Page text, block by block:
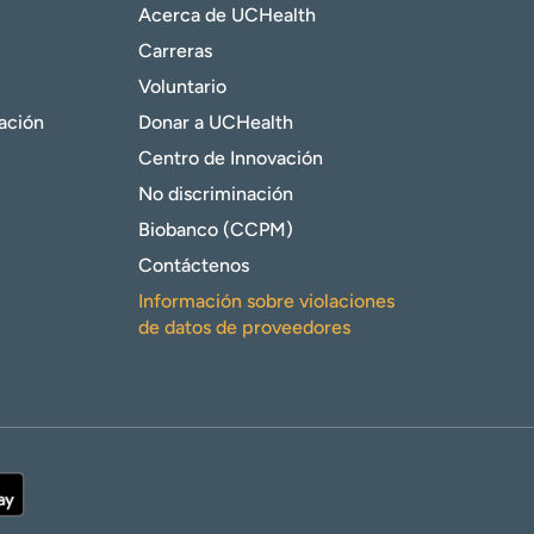
Acerca de UCHealth
Carreras
Voluntario
Donar a UCHealth
Centro de Innovación
No discriminación
Biobanco (CCPM)
Contáctenos
Información sobre violaciones
de datos de proveedores